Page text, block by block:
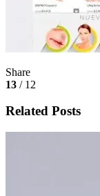
Share
13 / 12
Related Posts